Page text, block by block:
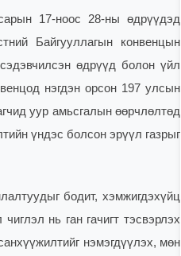
17-ноос 28-ны өдрүүдэд
Байгууллагын конвенцын
өдрүүд болон үйл
нэгдэн орсон 197 улсын
уур амьсгалын өөрчлөлтөд
үндэс болсон эрүүл газрыг
бодит, хэмжигдэхүйц
нь ган гачигт тэсвэрлэх
нэмэгдүүлэх, мөн